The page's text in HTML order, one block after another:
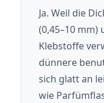
Ja. Weil die
(0,45–10 mm)
Klebstoffe
dünnere
sich glatt an
wie